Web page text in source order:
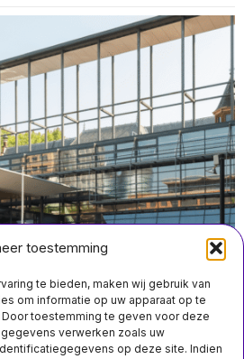
toestemming
te bieden, maken wij gebruik van
om informatie op uw apparaat op te
toestemming te geven voor deze
verwerken zoals uw
op deze site. Indien